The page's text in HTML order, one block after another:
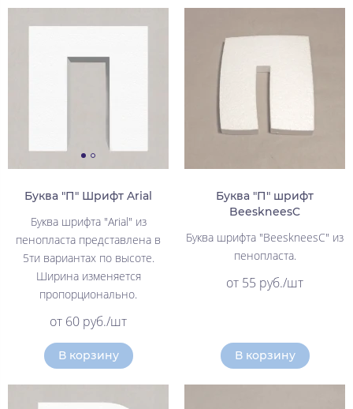
Буква "П" Шрифт Arial
Буква шрифта "Arial" из
пенопласта представлена в
5ти вариантах по высоте.
Ширина изменяется
пропорционально.
от 60 руб./шт
В корзину
Буква "П" шрифт
BeeskneesC
Буква шрифта "BeeskneesC" из
пенопласта.
от 55 руб./шт
В корзину